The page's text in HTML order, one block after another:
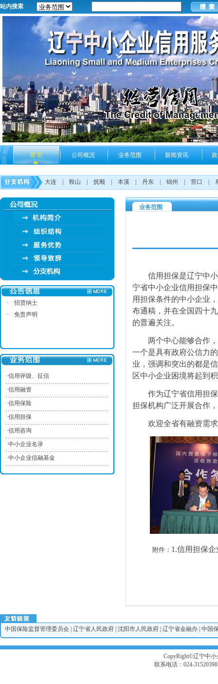
站内搜索
首 页 公司概况 业务范围 新闻资讯
大连 鞍山 抚顺 本溪 丹东 锦州 营口
·
招贤纳士
·
免责声明
·信用评级、征信
·信用融资
·信用保险
·信用担保
·信用咨询
·中小企业名录
·中小企业信融基金
业务范围
信用担保是辽宁中
宁省中小企业信用担保
用担保条件的中小企业
布通稿，并在全国四十
的普遍关注。
两个中心能够合作
一个是具有政府公信力
业，强调和突出的都是
区中小企业困境将起到
作为辽宁省信用担
担保机构广泛开展合作
欢迎全省有融资需
附件： 1.信用担保
中国保险监督管理委员会 辽宁省人民政府 沈阳市人民政府 辽宁省金融办 中国
CopyRight©辽宁中小
联系电话：024-